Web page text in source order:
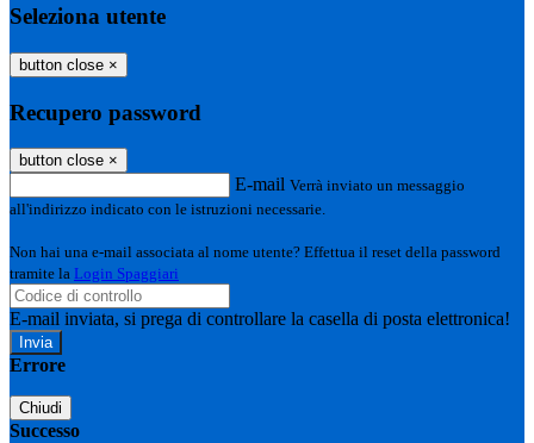
Seleziona utente
button close ×
Recupero password
button close ×
E-mail Verrà inviato un messaggio
all'indirizzo indicato con le istruzioni necessarie.
Non hai una e-mail associata al nome utente? Effettua il reset della password
tramite la Login Spaggiari
E-mail inviata, si prega di controllare la casella di posta elettronica!
Errore
Chiudi
Successo